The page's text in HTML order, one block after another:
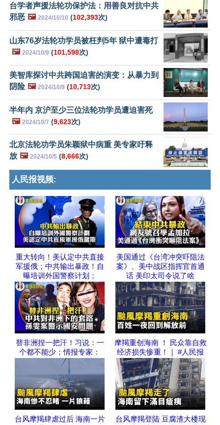
台学者声援法轮功保护法：用善良对抗中共
邪恶 🖼️ 2024/10/10 (102,393次)
山东76岁法轮功学员被枉判5年 狱中遭毒打
🖼️ 2024/10/9 (101,598次)
美智库探讨中共跨国迫害的演变：从暴力到
阴险 🖼️ 2024/10/9 (10,713次)
半年内 京沪至少三位法轮功学员遭迫害死
🖼️ 2024/10/7 (9,623次)
北京法轮功学员朱颖狱中病重 美专家吁释
放 🖼️ 2024/10/5 (8,666次)
人民报视频:
重大转向！美认定中共直接
军援俄；中共输出暴政！自
曝培训外国警察计划；
美国通过《台湾冲突吓阻法
案》、美中战区指挥官首通
话 美印太司令说了啥
替非洲捏一把汗！习说：一
个都不能少；情报专家：
摩羯重创海南 ！ 民众靠自救
经济损失惨重！｜ #人民报
台风摩羯肆虐过后 海南一片
台风摩羯登陆 豆腐渣大楼现